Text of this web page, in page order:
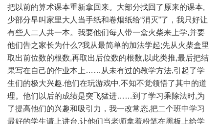
把以前的算术课本重新拿回来。大部分找回了原来的课本,
少部分早叫家里大人当手纸和卷烟纸给“消灭”了，我只好让
有些人二人共一本。我要他们每人带一盒火柴来上学,并要
他们告之家长为什么?我从最简单的加法学起;先从火柴盒里
取出前位数的根数,再取出后位数的根数,以此类推,最后把结
果写在自己的作业本上……从未有过的教学方法,引起了学
生们的极大兴趣.他们在玩游戏中,不知不觉领悟了其中的道
理。他们以后的成绩是突飞猛进……到了学习乘除法时,为
了提高他们的兴趣和吸引力，我一改常态,把二个班中学习
最好的学生请上讲台,让他们当老师拿着粉笔在黑板上给学